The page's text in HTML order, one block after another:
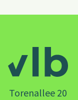
Torenallee 20